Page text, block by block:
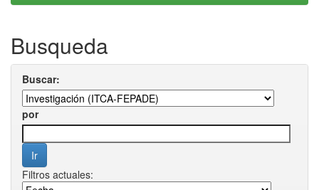
Busqueda
Buscar:
por
Filtros actuales: